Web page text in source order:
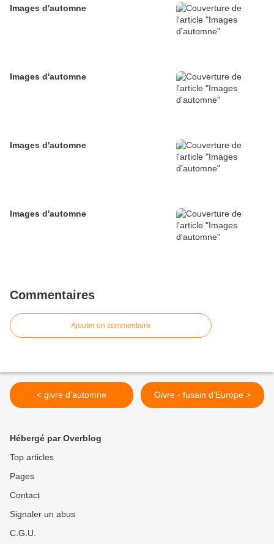
Images d'automne
Images d'automne
Images d'automne
Images d'automne
Commentaires
Ajouter un commentaire
< givre d'automne Givre - fusain d'Europe >
Hébergé par Overblog
Top articles
Pages
Contact
Signaler un abus
C.G.U.